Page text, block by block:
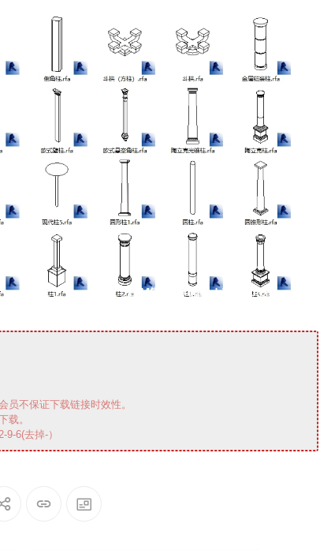
不保证下载链接时效性。
载。
6(去掉-）